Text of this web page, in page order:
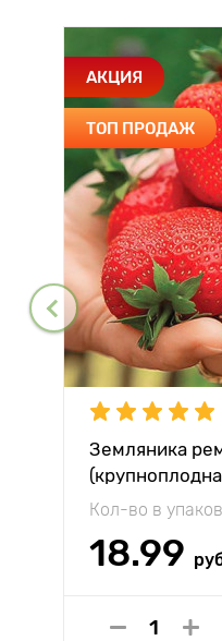
АКЦИЯ
ТОП ПРОДАЖ
Земляника
Кол-во в
18.99